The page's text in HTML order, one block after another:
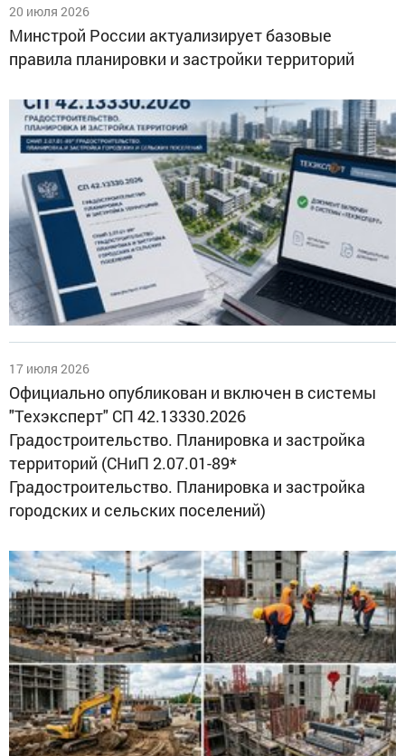
20 июля 2026
Минстрой России актуализирует базовые
правила планировки и застройки территорий
17 июля 2026
Официально опубликован и включен в системы
"Техэксперт" СП 42.13330.2026
Градостроительство. Планировка и застройка
территорий (СНиП 2.07.01-89*
Градостроительство. Планировка и застройка
городских и сельских поселений)